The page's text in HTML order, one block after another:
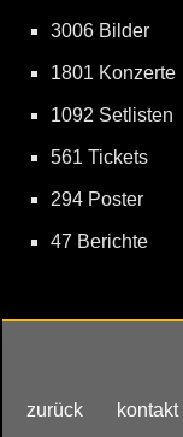
3006 Bilder
1801 Konzerte
1092 Setlisten
561 Tickets
294 Poster
47 Berichte
zurück kontakt